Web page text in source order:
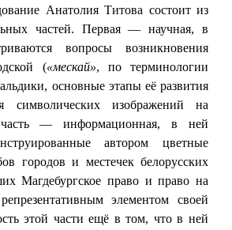
Анатолия Титова состоит из
частей. Первая — научная, в
вопросы возникновения
(«мескай», по терминологии
основные этапы её развития
символических изображений на
часть — информационная, в ней
автором цветные
городов и местечек белорусских
Магдебургское право и право на
элементом своей
этой части ещё в том, что в ней